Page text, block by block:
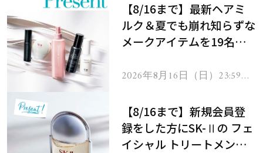
【8/16まで】最新ヘアミ
ルク＆夏でも崩れ知らずな
メークアイテムを19名様
2026年8月16日（日）23:59ま
【8/16まで】新規会員登
録をした方にSK-Ⅱの フェ
イシャル トリートメント